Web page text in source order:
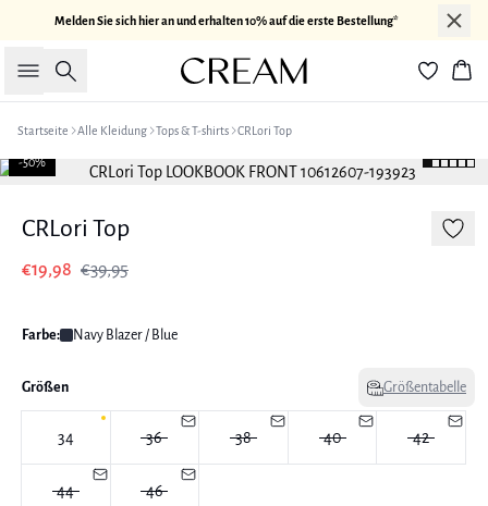
Melden Sie sich hier an und erhalten 10% auf die erste Bestellung*
Suche
Startseite Alle Kleidung Tops & T-shirts CRLori Top
-50%
CRLori Top
€19,98 €39,95
Farbe: Navy Blazer / Blue
Größen Größentabelle
34 36 38 40 42
44 46